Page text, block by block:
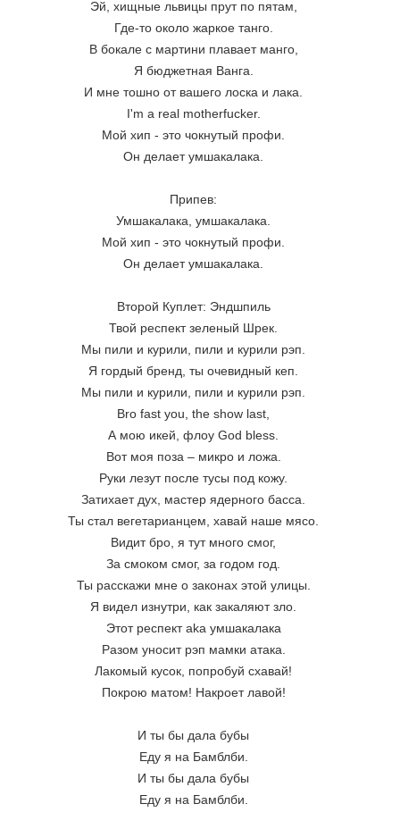
Эй, хищные львицы прут по пятам,
Где-то около жаркое танго.
В бокале с мартини плавает манго,
Я бюджетная Ванга.
И мне тошно от вашего лоска и лака.
I'm a real motherfucker.
Мой хип - это чокнутый профи.
Он делает умшакалака.
Припев:
Умшакалака, умшакалака.
Мой хип - это чокнутый профи.
Он делает умшакалака.
Второй Куплет: Эндшпиль
Твой респект зеленый Шрек.
Мы пили и курили, пили и курили рэп.
Я гордый бренд, ты очевидный кеп.
Мы пили и курили, пили и курили рэп.
Bro fast you, the show last,
А мою икей, флоу God bless.
Вот моя поза – микро и ложа.
Руки лезут после тусы под кожу.
Затихает дух, мастер ядерного басса.
Ты стал вегетарианцем, хавай наше мясо.
Видит бро, я тут много смог,
За смоком смог, за годом год.
Ты расскажи мне о законах этой улицы.
Я видел изнутри, как закаляют зло.
Этот респект aka умшакалака
Разом уносит рэп мамки атака.
Лакомый кусок, попробуй схавай!
Покрою матом! Накроет лавой!
И ты бы дала бубы
Еду я на Бамблби.
И ты бы дала бубы
Еду я на Бамблби.